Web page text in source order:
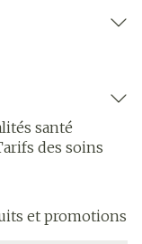
santé
des soins
et promotions